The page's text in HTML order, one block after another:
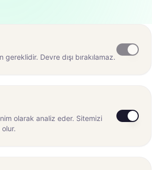
Devre dışı bırakılamaz.
olarak analiz eder. Sitemizi
olur.